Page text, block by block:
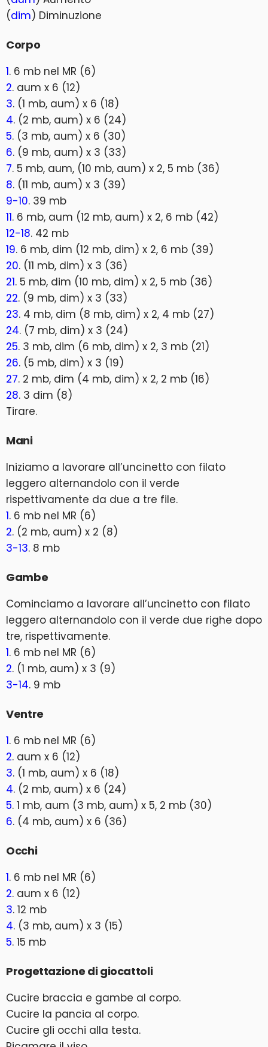
(dim) Diminuzione
Corpo
1. 6 mb nel MR (6)
2. aum x 6 (12)
3. (1 mb, aum) x 6 (18)
4. (2 mb, aum) x 6 (24)
5. (3 mb, aum) x 6 (30)
6. (9 mb, aum) x 3 (33)
7. 5 mb, aum, (10 mb, aum) x 2, 5 mb (36)
8. (11 mb, aum) x 3 (39)
9-10. 39 mb
11. 6 mb, aum (12 mb, aum) x 2, 6 mb (42)
12-18. 42 mb
19. 6 mb, dim (12 mb, dim) x 2, 6 mb (39)
20. (11 mb, dim) x 3 (36)
21. 5 mb, dim (10 mb, dim) x 2, 5 mb (36)
22. (9 mb, dim) x 3 (33)
23. 4 mb, dim (8 mb, dim) x 2, 4 mb (27)
24. (7 mb, dim) x 3 (24)
25. 3 mb, dim (6 mb, dim) x 2, 3 mb (21)
26. (5 mb, dim) x 3 (19)
27. 2 mb, dim (4 mb, dim) x 2, 2 mb (16)
28. 3 dim (8)
Tirare.
Mani
Iniziamo a lavorare all’uncinetto con filato
leggero alternandolo con il verde
rispettivamente da due a tre file.
1. 6 mb nel MR (6)
2. (2 mb, aum) x 2 (8)
3-13. 8 mb
Gambe
Cominciamo a lavorare all’uncinetto con filato
leggero alternandolo con il verde due righe dopo
tre, rispettivamente.
1. 6 mb nel MR (6)
2. (1 mb, aum) x 3 (9)
3-14. 9 mb
Ventre
1. 6 mb nel MR (6)
2. aum x 6 (12)
3. (1 mb, aum) x 6 (18)
4. (2 mb, aum) x 6 (24)
5. 1 mb, aum (3 mb, aum) x 5, 2 mb (30)
6. (4 mb, aum) x 6 (36)
Occhi
1. 6 mb nel MR (6)
2. aum x 6 (12)
3. 12 mb
4. (3 mb, aum) x 3 (15)
5. 15 mb
Progettazione di giocattoli
Cucire braccia e gambe al corpo.
Cucire la pancia al corpo.
Cucire gli occhi alla testa.